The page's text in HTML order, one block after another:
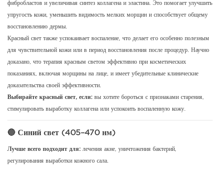
фибробластов и увеличивая синтез коллагена и эластина. Это помогает улучшить
упругость кожи, уменьшить видимость мелких морщин и способствует общему
восстановлению дермы.
Красный свет также успокаивает воспаление, что делает его особенно полезным
для чувствительной кожи или в период восстановления после процедур. Научно
доказано, что терапия красным светом эффективно при косметических
показаниях, включая морщины на лице, и имеет убедительные клинические
доказательства своей эффективности.
Выбирайте красный свет, если: вы хотите бороться с признаками старения,
стимулировать выработку коллагена или успокоить воспаленную кожу.
🔵 Синий свет (405–470 нм)
Лучше всего подходит для: лечения акне, уничтожения бактерий,
регулирования выработки кожного сала.